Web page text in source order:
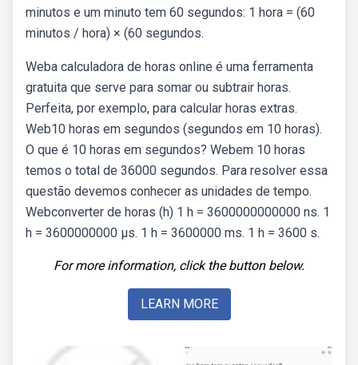
minutos e um minuto tem 60 segundos: 1 hora = (60
minutos / hora) × (60 segundos.
Weba calculadora de horas online é uma ferramenta
gratuita que serve para somar ou subtrair horas.
Perfeita, por exemplo, para calcular horas extras.
Web10 horas em segundos (segundos em 10 horas).
O que é 10 horas em segundos? Webem 10 horas
temos o total de 36000 segundos. Para resolver essa
questão devemos conhecer as unidades de tempo.
Webconverter de horas (h) 1 h = 3600000000000 ns. 1
h = 3600000000 μs. 1 h = 3600000 ms. 1 h = 3600 s.
For more information, click the button below.
LEARN MORE